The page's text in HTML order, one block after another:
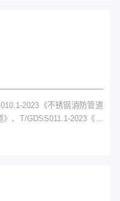
2023《不锈钢消防管道
、T/GDSS011.1-2023《不
团标是在国标基